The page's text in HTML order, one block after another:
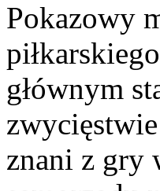
Pokazowy
głównym
znani z gry